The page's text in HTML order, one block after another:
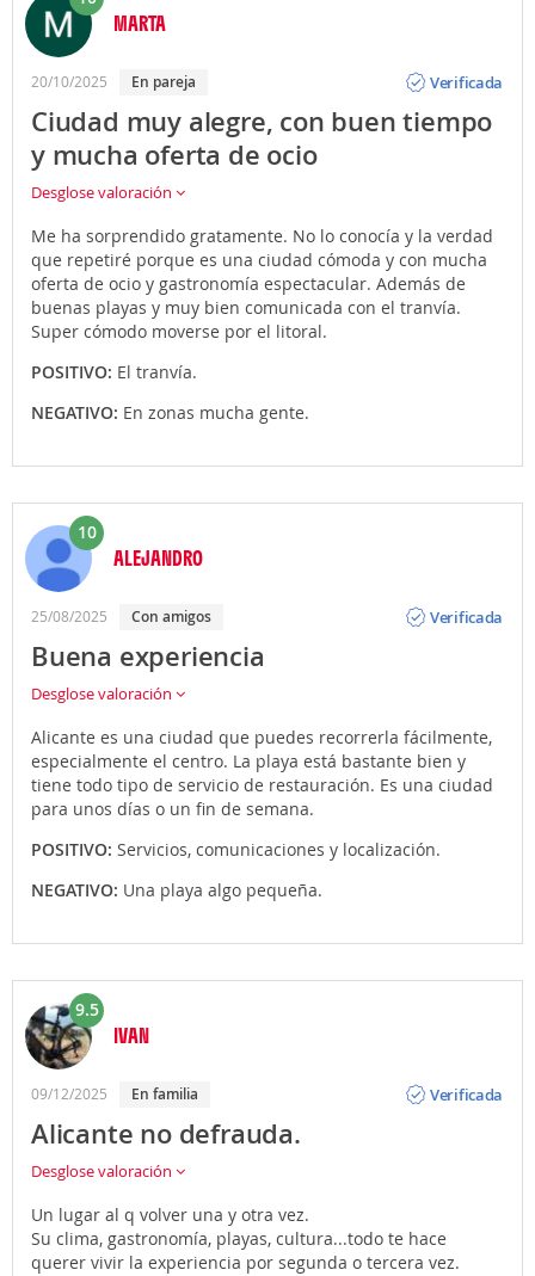
MARTA
20/10/2025 en pareja
Verificada
Ciudad muy alegre, con buen tiempo
y mucha oferta de ocio
Desglose valoración
Me ha sorprendido gratamente. No lo conocía y la verdad
que repetiré porque es una ciudad cómoda y con mucha
oferta de ocio y gastronomía espectacular. Además de
buenas playas y muy bien comunicada con el tranvía.
Super cómodo moverse por el litoral.
POSITIVO: El tranvía.
NEGATIVO: En zonas mucha gente.
10
ALEJANDRO
25/08/2025 con amigos
Verificada
Buena experiencia
Desglose valoración
Alicante es una ciudad que puedes recorrerla fácilmente,
especialmente el centro. La playa está bastante bien y
tiene todo tipo de servicio de restauración. Es una ciudad
para unos días o un fin de semana.
POSITIVO: Servicios, comunicaciones y localización.
NEGATIVO: Una playa algo pequeña.
9.5
IVAN
09/12/2025 en familia
Verificada
Alicante no defrauda.
Desglose valoración
Un lugar al q volver una y otra vez.
Su clima, gastronomía, playas, cultura...todo te hace
querer vivir la experiencia por segunda o tercera vez.